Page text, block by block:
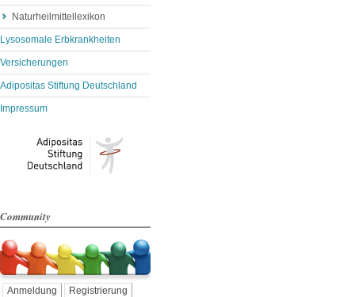
Naturheilmittellexikon
Lysosomale Erbkrankheiten
Versicherungen
Adipositas Stiftung Deutschland
Impressum
Community
Anmeldung Registrierung